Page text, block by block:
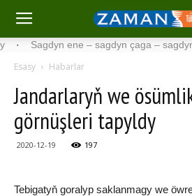
Sagdyn ene – sagdyn çaga – sagdyn
Esasy Habarlar
Jan­dar­la­ryň we
gör­nü­şleri ta­pyl­dy
2020-12-19 197
Te­bi­ga­tyň go­ra­lyp sak­lan­ma­gy we